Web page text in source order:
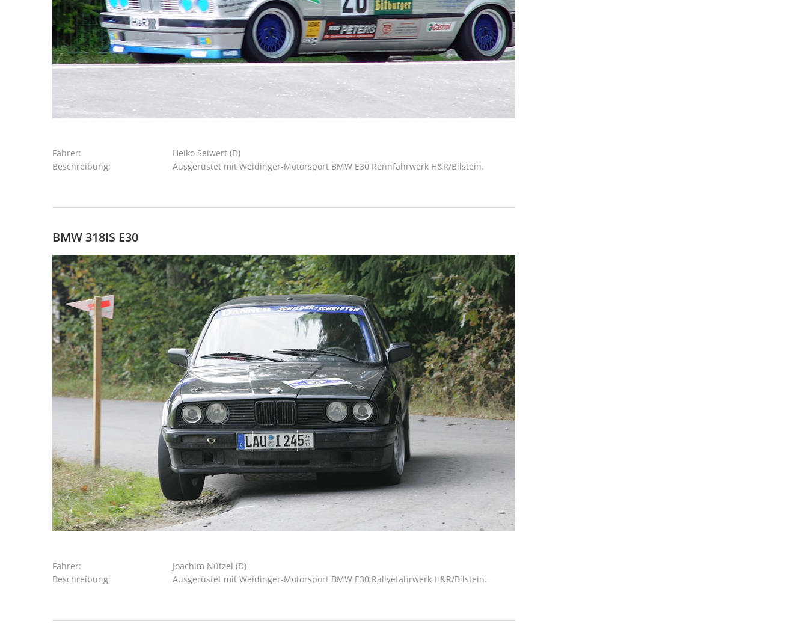
Fahrer:
Heiko Seiwert (D)
Beschreibung:
Ausgerüstet mit Weidinger-Motorsport BMW E30 Rennfahrwerk H&R/Bilstein.
BMW 318IS E30
Fahrer:
Joachim Nützel (D)
Beschreibung:
Ausgerüstet mit Weidinger-Motorsport BMW E30 Rallyefahrwerk H&R/Bilstein.